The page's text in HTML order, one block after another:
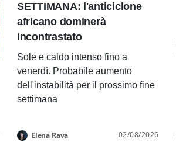
SETTIMANA: l'anticiclone
africano dominerà
incontrastato
Sole e caldo intenso fino a
venerdì. Probabile aumento
dell'instabilità per il prossimo fine
settimana
Elena Rava 02/08/2026